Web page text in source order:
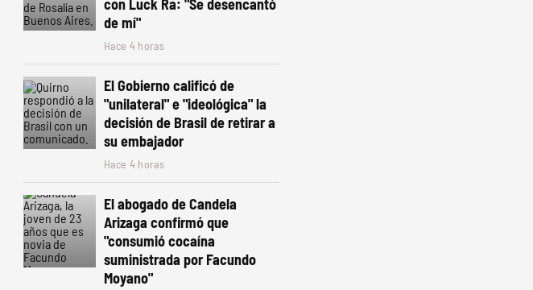
con Luck Ra: "Se desencantó
de mí"
Hace 4 horas
El Gobierno calificó de
"unilateral" e "ideológica" la
decisión de Brasil de retirar a
su embajador
Hace 4 horas
El abogado de Candela
Arizaga confirmó que
"consumió cocaína
suministrada por Facundo
Moyano"